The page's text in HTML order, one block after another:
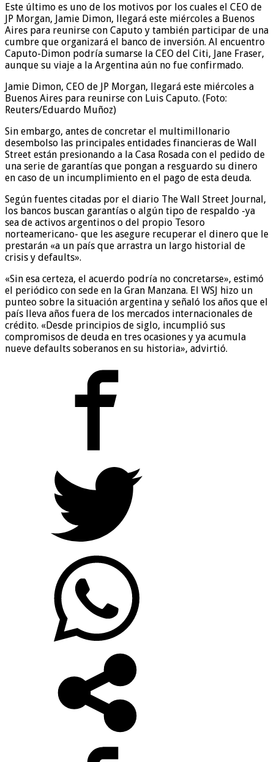
Este último es uno de los motivos por los cuales el CEO de
JP Morgan, Jamie Dimon, llegará este miércoles a Buenos
Aires para reunirse con Caputo y también participar de una
cumbre que organizará el banco de inversión. Al encuentro
Caputo-Dimon podría sumarse la CEO del Citi, Jane Fraser,
aunque su viaje a la Argentina aún no fue confirmado.
Jamie Dimon, CEO de JP Morgan, llegará este miércoles a
Buenos Aires para reunirse con Luis Caputo. (Foto:
Reuters/Eduardo Muñoz)
Sin embargo, antes de concretar el multimillonario
desembolso las principales entidades financieras de Wall
Street están presionando a la Casa Rosada con el pedido de
una serie de garantías que pongan a resguardo su dinero
en caso de un incumplimiento en el pago de esta deuda.
Según fuentes citadas por el diario The Wall Street Journal,
los bancos buscan garantías o algún tipo de respaldo -ya
sea de activos argentinos o del propio Tesoro
norteamericano- que les asegure recuperar el dinero que le
prestarán «a un país que arrastra un largo historial de
crisis y defaults».
«Sin esa certeza, el acuerdo podría no concretarse», estimó
el periódico con sede en la Gran Manzana. El WSJ hizo un
punteo sobre la situación argentina y señaló los años que el
país lleva años fuera de los mercados internacionales de
crédito. «Desde principios de siglo, incumplió sus
compromisos de deuda en tres ocasiones y ya acumula
nueve defaults soberanos en su historia», advirtió.